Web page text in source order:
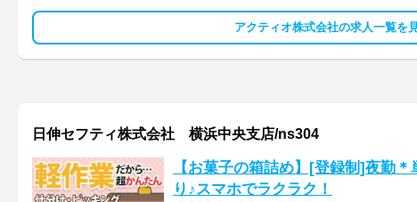
アクティオ株式会社の求人一覧を
日伸セフティ株式会社 横浜中央支店/ns304
【お菓子の箱詰め】[登録制]夜勤
り♪スマホでラクラク！